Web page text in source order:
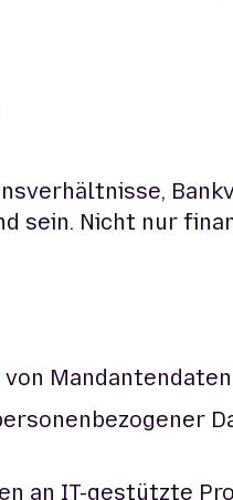
sein. Nicht nur
an IT-gestützte